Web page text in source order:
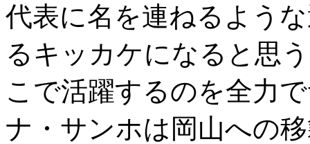
代表に名を連ねるよう
るキッカケになると思
こで活躍するのを全力
ナ・サンホは岡山への